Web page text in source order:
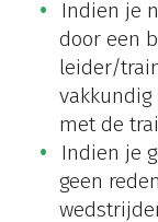
Indien je
door een
leider/
met de
Indien je
geen